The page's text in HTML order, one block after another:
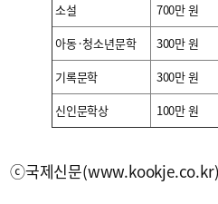
소설
700만 원
아동·청소년문학
300만 원
기록문학
300만 원
신인문학상
100만 원
ⓒ국제신문(www.kookje.co.kr),